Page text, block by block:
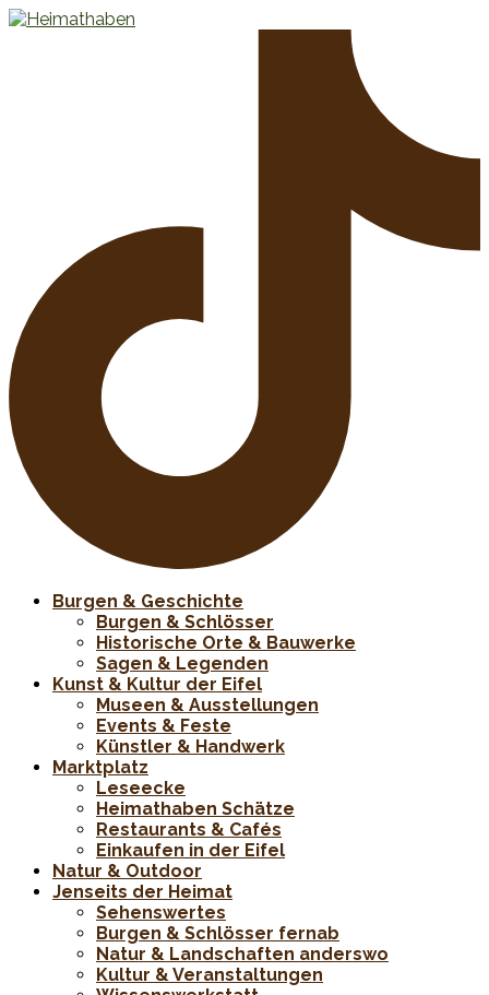
Burgen & Geschichte
Burgen & Schlösser
Historische Orte & Bauwerke
Sagen & Legenden
Kunst & Kultur der Eifel
Museen & Ausstellungen
Events & Feste
Künstler & Handwerk
Marktplatz
Leseecke
Heimathaben Schätze
Restaurants & Cafés
Einkaufen in der Eifel
Natur & Outdoor
Jenseits der Heimat
Sehenswertes
Burgen & Schlösser fernab
Natur & Landschaften anderswo
Kultur & Veranstaltungen